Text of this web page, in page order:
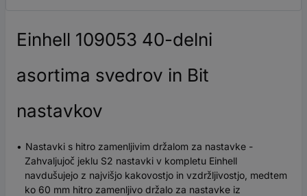
Einhell 109053 40-delni
asortima svedrov in Bit
nastavkov
Nastavki s hitro zamenljivim držalom za nastavke -
Zahvaljujoč jeklu S2 nastavki v kompletu Einhell
navdušujejo z najvišjo kakovostjo in vzdržljivostjo, medtem
ko 60 mm hitro zamenljivo držalo za nastavke iz